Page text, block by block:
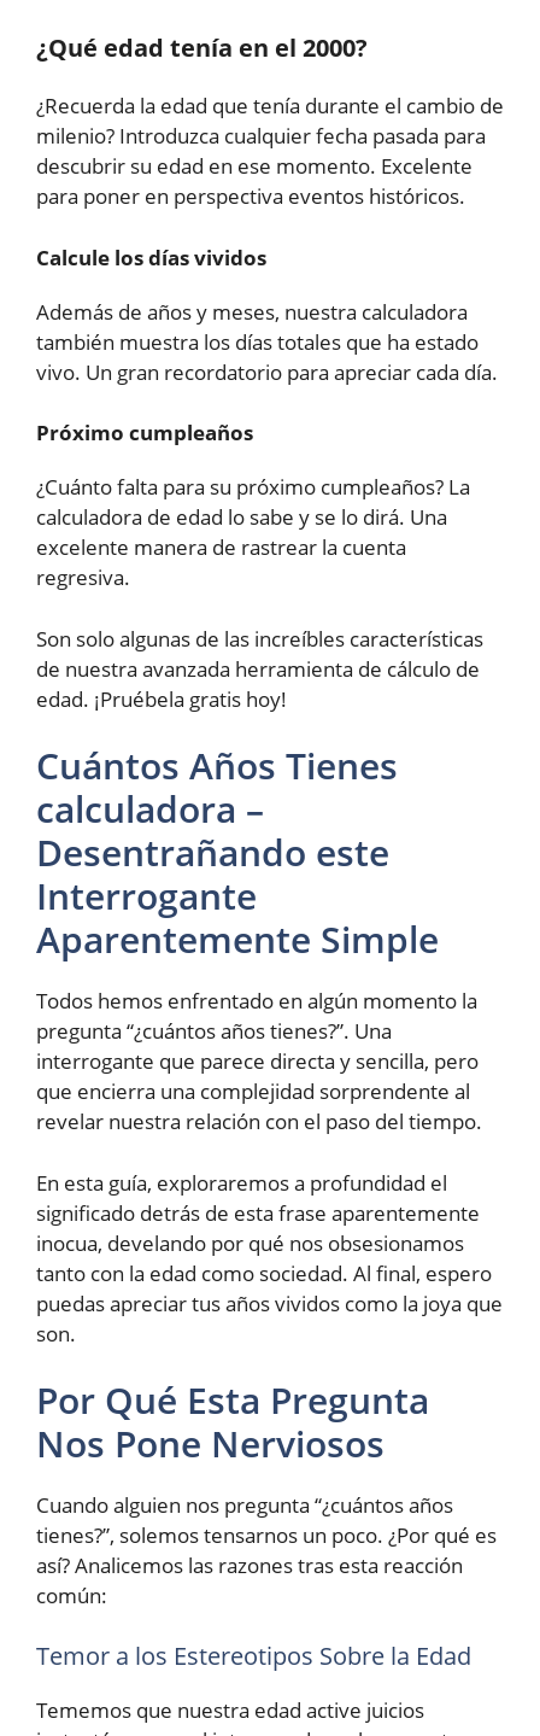
¿Qué edad tenía en el 2000?
¿Recuerda la edad que tenía durante el cambio de
milenio? Introduzca cualquier fecha pasada para
descubrir su edad en ese momento. Excelente
para poner en perspectiva eventos históricos.
Calcule los días vividos
Además de años y meses, nuestra calculadora
también muestra los días totales que ha estado
vivo. Un gran recordatorio para apreciar cada día.
Próximo cumpleaños
¿Cuánto falta para su próximo cumpleaños? La
calculadora de edad lo sabe y se lo dirá. Una
excelente manera de rastrear la cuenta
regresiva.
Son solo algunas de las increíbles características
de nuestra avanzada herramienta de cálculo de
edad. ¡Pruébela gratis hoy!
Cuántos Años Tienes
calculadora –
Desentrañando este
Interrogante
Aparentemente Simple
Todos hemos enfrentado en algún momento la
pregunta “¿cuántos años tienes?”. Una
interrogante que parece directa y sencilla, pero
que encierra una complejidad sorprendente al
revelar nuestra relación con el paso del tiempo.
En esta guía, exploraremos a profundidad el
significado detrás de esta frase aparentemente
inocua, develando por qué nos obsesionamos
tanto con la edad como sociedad. Al final, espero
puedas apreciar tus años vividos como la joya que
son.
Por Qué Esta Pregunta
Nos Pone Nerviosos
Cuando alguien nos pregunta “¿cuántos años
tienes?”, solemos tensarnos un poco. ¿Por qué es
así? Analicemos las razones tras esta reacción
común:
Temor a los Estereotipos Sobre la Edad
Tememos que nuestra edad active juicios